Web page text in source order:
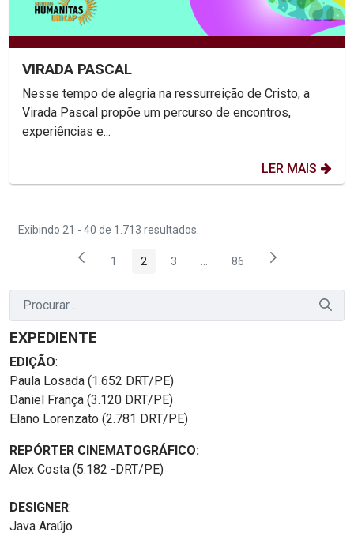
VIRADA PASCAL
Nesse tempo de alegria na ressurreição de Cristo, a
Virada Pascal propõe um percurso de encontros,
experiências e...
LER MAIS
Exibindo 21 - 40 de 1.713 resultados.
Página
1 Página
2 Página
3 Páginas intermediárias Usar
Página
86
EXPEDIENTE
EDIÇÃO:
Paula Losada (1.652 DRT/PE)
Daniel França (3.120 DRT/PE)
Elano Lorenzato (2.781 DRT/PE)
REPÓRTER CINEMATOGRÁFICO:
Alex Costa (5.182 -DRT/PE)
DESIGNER:
Java Araújo